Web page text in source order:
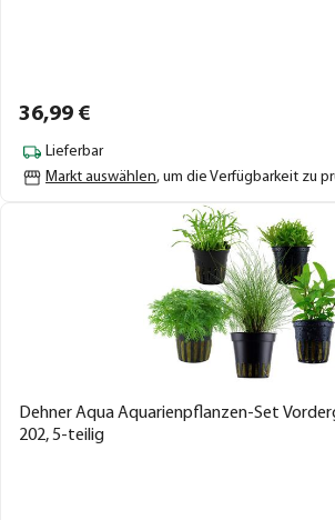
36,99 €
Lieferbar
Markt auswählen, um die Verfügbarkeit zu
Dehner Aqua Aquarienpflanzen-Set
202, 5-teilig